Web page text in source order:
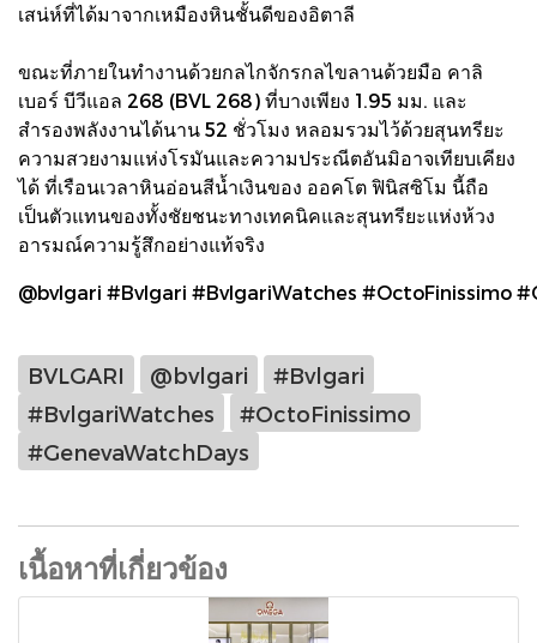
เสน่ห์ที่ได้มาจากเหมืองหินชั้นดีของอิตาลี
ขณะที่ภายในทำงานด้วยกลไกจักรกลไขลานด้วยมือ คาลิ
เบอร์ บีวีแอล 268 (BVL 268) ที่บางเพียง 1.95 มม. และ
สำรองพลังงานได้นาน 52 ชั่วโมง หลอมรวมไว้ด้วยสุนทรียะ
ความสวยงามแห่งโรมันและความประณีตอันมิอาจเทียบเคียง
ได้ ที่เรือนเวลาหินอ่อนสีน้ำเงินของ ออคโต ฟินิสซิโม นี้ถือ
เป็นตัวแทนของทั้งชัยชนะทางเทคนิคและสุนทรียะแห่งห้วง
อารมณ์ความรู้สึกอย่างแท้จริง
@bvlgari #Bvlgari #BvlgariWatches #OctoFinissimo
BVLGARI @bvlgari
#Bvlgari
#BvlgariWatches
#OctoFinissimo
#GenevaWatchDays
เนื้อหาที่เกี่ยวข้อง